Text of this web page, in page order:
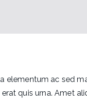
ac sed
quis urna. Amet